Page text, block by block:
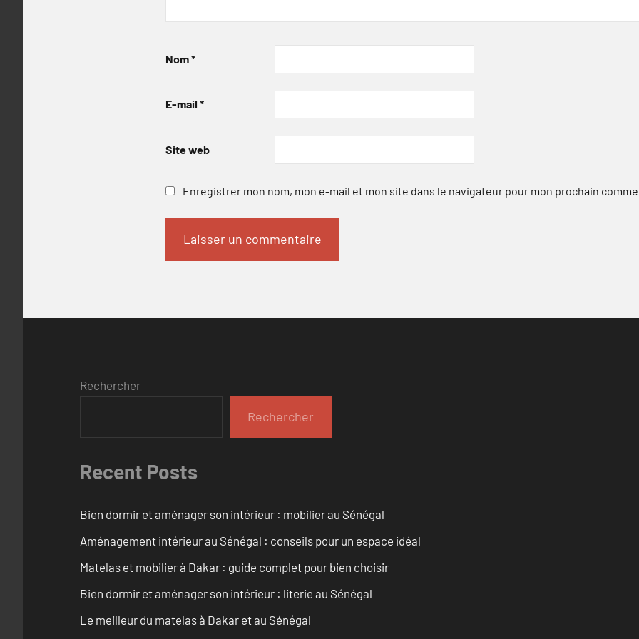
Nom*
E-mail *
Site web
Enregistrer mon nom, mon e-mail et mon site dans le navigateur pour mon prochain
Rechercher
Rechercher
Recent Posts
Bien dormir et aménager son intérieur : mobilier au Sénégal
Aménagement intérieur au Sénégal : conseils pour un espace idéal
Matelas et mobilier à Dakar : guide complet pour bien choisir
Bien dormir et aménager son intérieur : literie au Sénégal
Le meilleur du matelas à Dakar et au Sénégal